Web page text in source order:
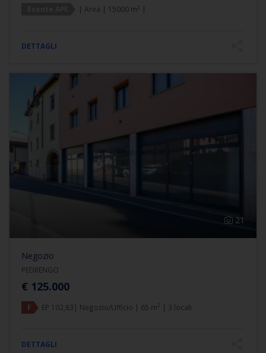
| Area | 15000 m2 |
DETTAGLI
21
Negozio
PEDRENGO
€ 125.000
F EP 102,83| Negozio/Ufficio | 65 m2 | 3 locali
DETTAGLI